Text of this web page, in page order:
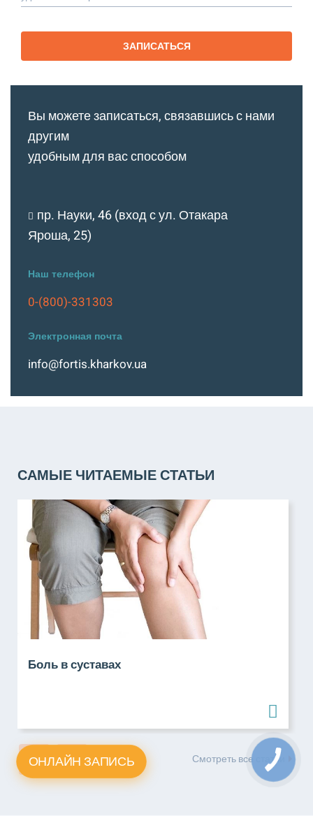
ЗАПИСАТЬСЯ
Вы можете записаться, связавшись с нами
другим
удобным для вас способом
пр. Науки, 46 (вход с ул. Отакара
Яроша, 25)
Наш телефон
0-(800)-331303
Электронная почта
info@fortis.kharkov.ua
САМЫЕ ЧИТАЕМЫЕ СТАТЬИ
Боль в суставах
Смотреть все статьи
ОНЛАЙН ЗАПИСЬ